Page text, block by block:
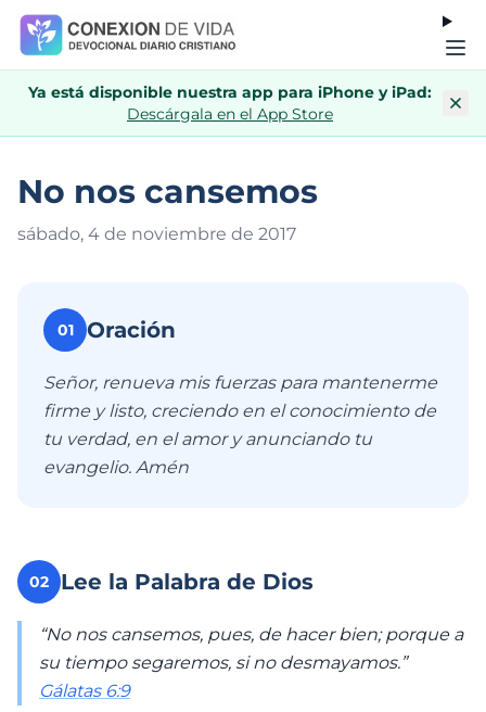
Ya está disponible nuestra app para iPhone y iPad:
Descárgala en el App Store
No nos cansemos
sábado, 4 de noviembre de 2017
01 Oración
Señor, renueva mis fuerzas para mantenerme
firme y listo, creciendo en el conocimiento de
tu verdad, en el amor y anunciando tu
evangelio. Amén
02 Lee la Palabra de Dios
“No nos cansemos, pues, de hacer bien; porque a
su tiempo segaremos, si no desmayamos.”
Gálatas 6:9